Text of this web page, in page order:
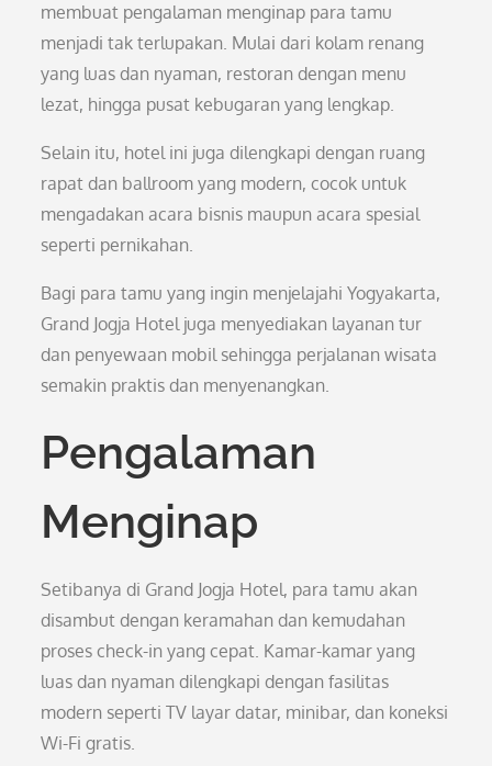
membuat pengalaman menginap para tamu
menjadi tak terlupakan. Mulai dari kolam renang
yang luas dan nyaman, restoran dengan menu
lezat, hingga pusat kebugaran yang lengkap.
Selain itu, hotel ini juga dilengkapi dengan ruang
rapat dan ballroom yang modern, cocok untuk
mengadakan acara bisnis maupun acara spesial
seperti pernikahan.
Bagi para tamu yang ingin menjelajahi Yogyakarta,
Grand Jogja Hotel juga menyediakan layanan tur
dan penyewaan mobil sehingga perjalanan wisata
semakin praktis dan menyenangkan.
Pengalaman
Menginap
Setibanya di Grand Jogja Hotel, para tamu akan
disambut dengan keramahan dan kemudahan
proses check-in yang cepat. Kamar-kamar yang
luas dan nyaman dilengkapi dengan fasilitas
modern seperti TV layar datar, minibar, dan koneksi
Wi-Fi gratis.